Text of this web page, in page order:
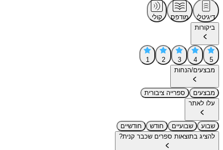
דיגיטלי מודפס
קולי
ביקורות
5
4
3
2
1
מבצעים/הנחות
מבצעים
ספרייה ציבורית
עלו לאתר
שבוע שבועיים חודש
חודשיים
להציג בתוצאות ספרים שכבר קנית?